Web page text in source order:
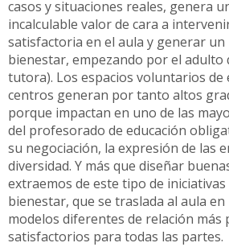
casos y situaciones reales, genera
incalculable valor de cara a
satisfactoria en el aula y generar
bienestar, empezando por el
tutora). Los espacios voluntarios
centros generan por tanto altos
porque impactan en uno de las
del profesorado de educación
su negociación, la expresión de las
diversidad. Y más que diseñar
extraemos de este tipo de
bienestar, que se traslada al aula
modelos diferentes de relación más
satisfactorios para todas las partes.